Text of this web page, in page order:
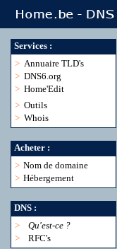
Services :
> Annuaire TLD's
> DNS6.org
> Home'Edit
> Outils
> Whois
Acheter :
> Nom de domaine
> Hébergement
DNS :
>
Qu'est-ce ?
>
RFC's